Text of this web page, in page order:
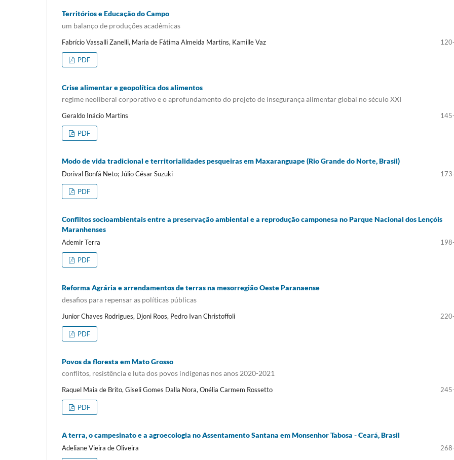
Territórios e Educação do Campo
um balanço de produções acadêmicas
Fabrício Vassalli Zanelli, Maria de Fátima Almeida Martins, Kamille Vaz
PDF
Crise alimentar e geopolítica dos alimentos
regime neoliberal corporativo e o aprofundamento do projeto de insegurança alimentar global no século XXI
Geraldo Inácio Martins
PDF
Modo de vida tradicional e territorialidades pesqueiras em Maxaranguape (Rio Grande do Norte, Brasil)
Dorival Bonfá Neto; Júlio César Suzuki
PDF
Conflitos socioambientais entre a preservação ambiental e a reprodução camponesa no Parque Nacional dos Lençóis
Maranhenses
Ademir Terra
PDF
Reforma Agrária e arrendamentos de terras na mesorregião Oeste Paranaense
desafios para repensar as políticas públicas
Junior Chaves Rodrigues, Djoni Roos, Pedro Ivan Christoffoli
PDF
Povos da floresta em Mato Grosso
conflitos, resistência e luta dos povos indígenas nos anos 2020-2021
Raquel Maia de Brito, Giseli Gomes Dalla Nora, Onélia Carmem Rossetto
PDF
A terra, o campesinato e a agroecologia no Assentamento Santana em Monsenhor Tabosa - Ceará, Brasil
Adeliane Vieira de Oliveira